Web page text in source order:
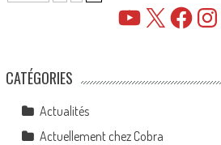
YouTube Facebook
CATÉGORIES
Actualités
Actuellement chez Cobra